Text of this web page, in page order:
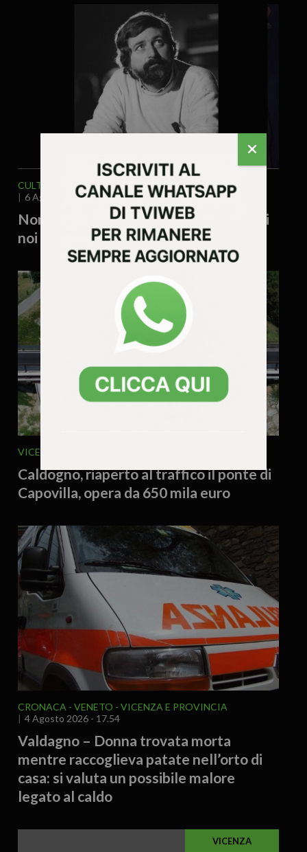
CULTURA ARTE
MUSICA & SPETTACOLO
6 Agosto 2026 - 12.06
Non è morto solo Guccini, è un pezzo di
noi che se ne va
VICENZA E PROVINCIA
Caldogno, riaperto al traffico il ponte di
Capovilla, opera da 650 mila euro
CRONACA VENETO
VICENZA E PROVINCIA
4 Agosto 2026 - 17.54
Valdagno – Donna trovata morta
mentre raccoglieva patate nell’orto di
casa: si valuta un possibile malore
legato al caldo
VICENZA